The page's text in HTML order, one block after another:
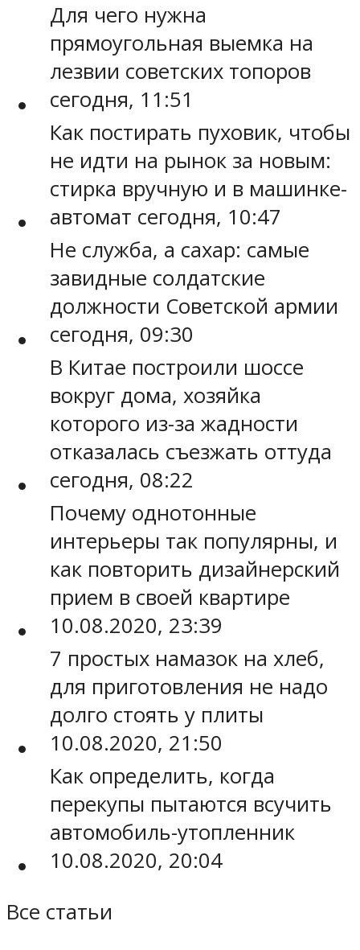
Для чего нужна
прямоугольная выемка на
лезвии советских топоров
сегодня, 11:51
Как постирать пуховик, чтобы
не идти на рынок за новым:
стирка вручную и в машинке-
автомат сегодня, 10:47
Не служба, а сахар: самые
завидные солдатские
должности Советской армии
сегодня, 09:30
В Китае построили шоссе
вокруг дома, хозяйка
которого из-за жадности
отказалась съезжать оттуда
сегодня, 08:22
Почему однотонные
интерьеры так популярны, и
как повторить дизайнерский
прием в своей квартире
10.08.2020, 23:39
7 простых намазок на хлеб,
для приготовления не надо
долго стоять у плиты
10.08.2020, 21:50
Как определить, когда
перекупы пытаются всучить
автомобиль-утопленник
10.08.2020, 20:04
Все статьи